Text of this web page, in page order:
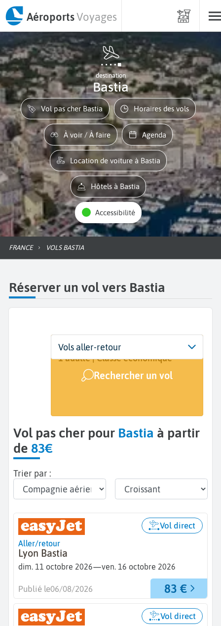
AéroportsVoyages
destination
Bastia
Vol pas cher Bastia Horaires des vols
À voir / À faire Agenda
Location de voiture à Bastia
Hôtels à Bastia
Accessibilité
FRANCE VOLS BASTIA
Réserver un vol vers Bastia
Départ
De...
Dates
Dates de votre voyage
Voyageurs | Classe
1 adulte | Classe économique
Rechercher un vol
Vols aller-retour
Vol pas cher pour Bastia à partir
de 83€
Trier par :
Aller/retour
Lyon Bastia
dim. 11 octobre 2026—ven. 16 octobre 2026
Vol direct
83 €
Publié le06/08/2026
Vol direct